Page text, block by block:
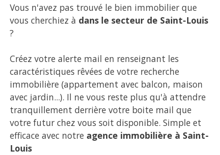
Vous n'avez pas trouvé le bien immobilier que
vous cherchiez à dans le secteur de Saint-Louis
?
Créez votre alerte mail en renseignant les
caractéristiques rêvées de votre recherche
immobilière (appartement avec balcon, maison
avec jardin...). Il ne vous reste plus qu'à attendre
tranquillement derrière votre boite mail que
votre futur chez vous soit disponible. Simple et
efficace avec notre agence immobilière à Saint-
Louis